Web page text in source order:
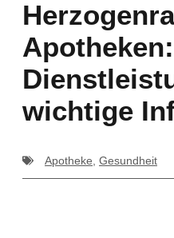
Apotheken:
wichtige
Apotheke Gesundheit